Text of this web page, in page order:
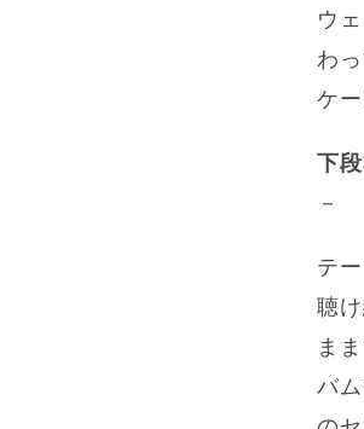
ウ
わ
ケ
下
－
テ
聴
ま
バ